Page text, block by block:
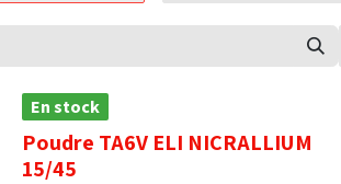
En stock
Poudre TA6V ELI NICRALLIUM
15/45